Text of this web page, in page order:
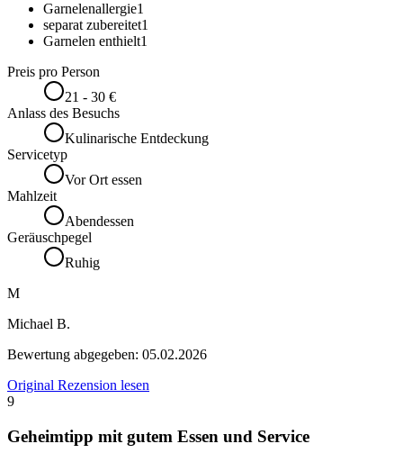
Garnelenallergie1
separat zubereitet1
Garnelen enthielt1
Preis pro Person
21 - 30 €
Anlass des Besuchs
Kulinarische Entdeckung
Servicetyp
Vor Ort essen
Mahlzeit
Abendessen
Geräuschpegel
Ruhig
M
Michael B.
Bewertung abgegeben: 05.02.2026
Original Rezension lesen
9
Geheimtipp mit gutem Essen und Service